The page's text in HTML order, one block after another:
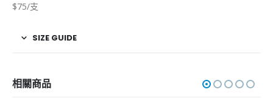
$75/支
SIZE GUIDE
相關商品